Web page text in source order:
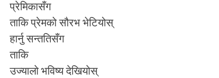
प्रेमिकासँग
ताकि प्रेमको सौरभ भेटियोस्
हार्नु सन्ततिसँग
ताकि
उज्यालो भविष्य देखियोस्